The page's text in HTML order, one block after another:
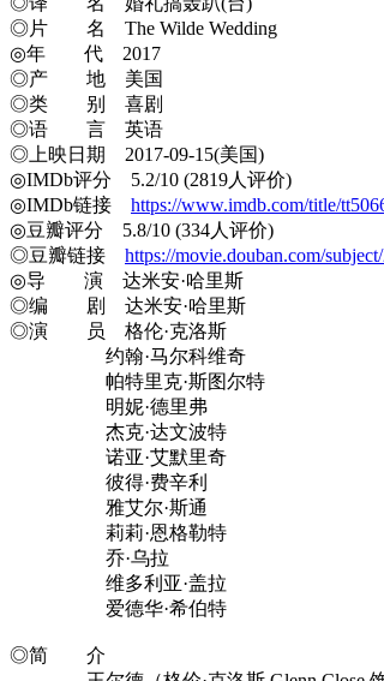
◎片 名 The Wilde Wedding
◎年 代 2017
◎产 地 美国
◎类 别 喜剧
◎语 言 英语
◎上映日期 2017-09-15(美国)
◎IMDb评分 5.2/10 (2819人评价)
◎IMDb链接 https://www.imdb.com/title/
◎豆瓣评分 5.8/10 (334人评价)
◎豆瓣链接 https://movie.douban.com/
◎导 演 达米安·哈里斯
◎编 剧 达米安·哈里斯
◎演 员 格伦·克洛斯
约翰·马尔科维奇
帕特里克·斯图尔特
明妮·德里弗
杰克·达文波特
诺亚·艾默里奇
彼得·费辛利
雅艾尔·斯通
莉莉·恩格勒特
乔·乌拉
维多利亚·盖拉
爱德华·希伯特
◎简 介